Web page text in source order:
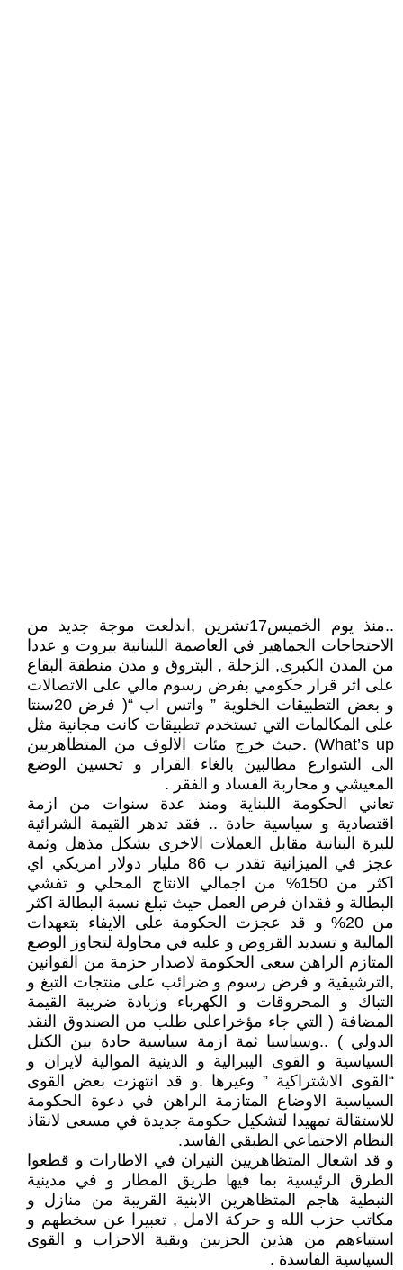
..منذ يوم الخميس17تشرين ,اندلعت موجة جديد من
الاحتجاجات الجماهير في العاصمة اللبنانية بيروت و عددا
من المدن الكبرى, الزحلة , البتروق و مدن منطقة البقاع
على اثر قرار حكومي بفرض رسوم مالي على الاتصالات
و بعض التطبيقات الخلوية ” واتس اب “( فرض 20سنتا
على المكالمات التي تستخدم تطبيقات كانت مجانية مثل
What’s up) .حيث خرج مئات الالوف من المتظاهريين
الى الشوارع مطالبين بالغاء القرار و تحسين الوضع
المعيشي و محاربة الفساد و الفقر .
تعاني الحكومة اللبناية ومنذ عدة سنوات من ازمة
اقتصادية و سياسية حادة .. فقد تدهر القيمة الشرائية
لليرة البنانية مقابل العملات الاخرى بشكل مذهل وثمة
عجز في الميزانية تقدر ب 86 مليار دولار امريكي اي
اكثر من 150% من اجمالي الانتاج المحلي و تفشي
البطالة و فقدان فرص العمل حيث تبلغ نسبة البطالة اكثر
من 20% و قد عجزت الحكومة على الايفاء بتعهدات
المالية و تسديد القروض و عليه في محاولة لتجاوز الوضع
المتازم الراهن سعى الحكومة لاصدار حزمة من القوانين
,الترشيقية و فرض رسوم و ضرائب على منتجات التبغ و
التباك و المحروقات و الكهرباء وزيادة ضريبة القيمة
المضافة ( التي جاء مؤخراعلى طلب من الصندوق النقد
الدولي ) ..وسياسيا ثمة ازمة سياسية حادة بين الكتل
السياسية و القوى اليبرالية و الدينية الموالية لايران و
“القوى الاشتراكية ” وغيرها .و قد انتهزت بعض القوى
السياسية الاوضاع المتازمة الراهن في دعوة الحكومة
للاستقالة تمهيدا لتشكيل حكومة جديدة في مسعى لانقاذ
النظام الاجتماعي الطبقي الفاسد.
و قد اشعال المتظاهريين النيران في الاطارات و قطعوا
الطرق الرئيسية بما فيها طريق المطار و في مدينية
النبطية هاجم المتظاهرين الابنية القريبة من منازل و
مكاتب حزب الله و حركة الامل , تعبيرا عن سخطهم و
استياءهم من هذين الحزبين وبقية الاحزاب و القوى
السياسية الفاسدة .